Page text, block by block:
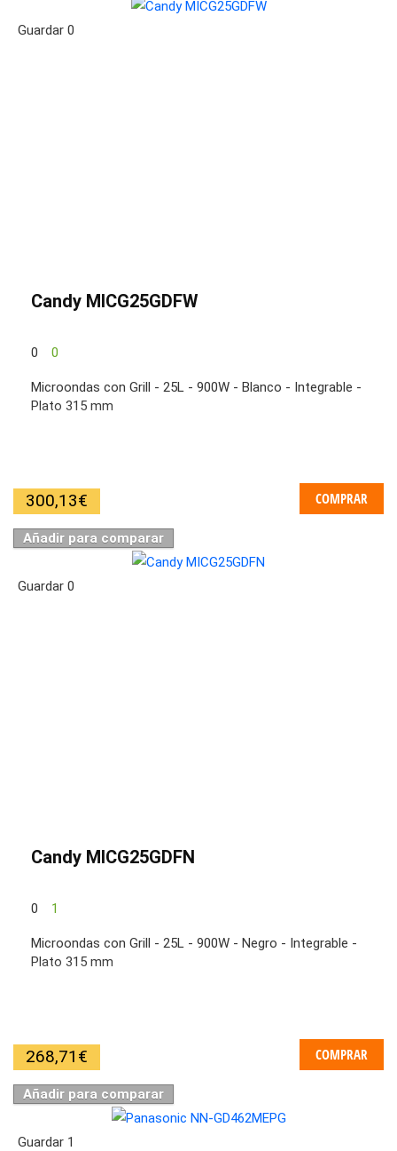
Guardar 0
Candy MICG25GDFW
0 0
Microondas con Grill - 25L - 900W - Blanco - Integrable -
Plato 315 mm
300,13€ COMPRAR
Añadir para comparar
Guardar 0
Candy MICG25GDFN
0 1
Microondas con Grill - 25L - 900W - Negro - Integrable -
Plato 315 mm
268,71 € COMPRAR
Añadir para comparar
Guardar 1